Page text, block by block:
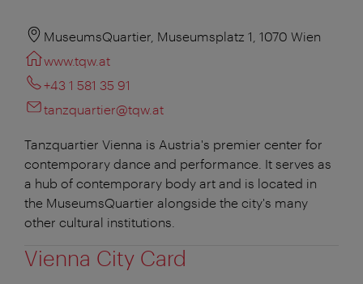
MuseumsQuartier, Museumsplatz 1, 1070 Wien
www.tqw.at
+43 1 581 35 91
tanzquartier@tqw.at
Tanzquartier Vienna is Austria's premier center for
contemporary dance and performance. It serves as
a hub of contemporary body art and is located in
the MuseumsQuartier alongside the city's many
other cultural institutions.
Vienna City Card